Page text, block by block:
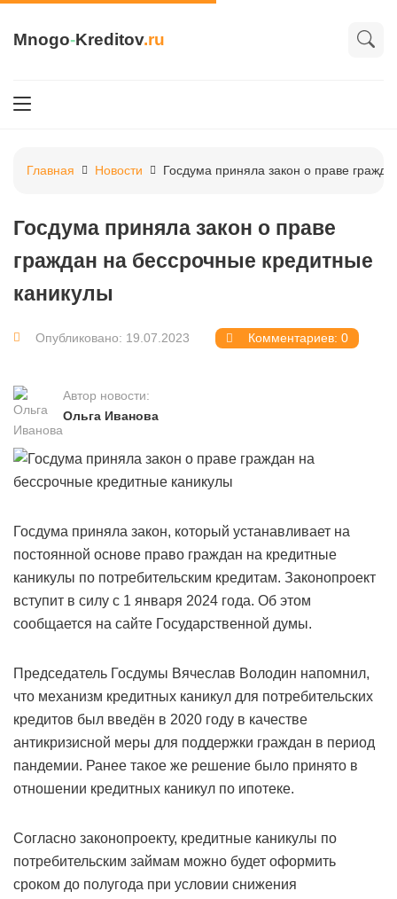
Mnogo-Kreditov.ru
Главная Новости Госдума приняла закон о праве
Госдума приняла закон о праве
граждан на бессрочные кредитные
каникулы
Опубликовано: 19.07.2023 Комментариев: 0
Автор новости:
Ольга Иванова
Госдума приняла закон, который устанавливает на
постоянной основе право граждан на кредитные
каникулы по потребительским кредитам. Законопроект
вступит в силу с 1 января 2024 года. Об этом
сообщается на сайте Государственной думы.
Председатель Госдумы Вячеслав Володин напомнил,
что механизм кредитных каникул для потребительских
кредитов был введён в 2020 году в качестве
антикризисной меры для поддержки граждан в период
пандемии. Ранее такое же решение было принято в
отношении кредитных каникул по ипотеке.
Согласно законопроекту, кредитные каникулы по
потребительским займам можно будет оформить
сроком до полугода при условии снижения